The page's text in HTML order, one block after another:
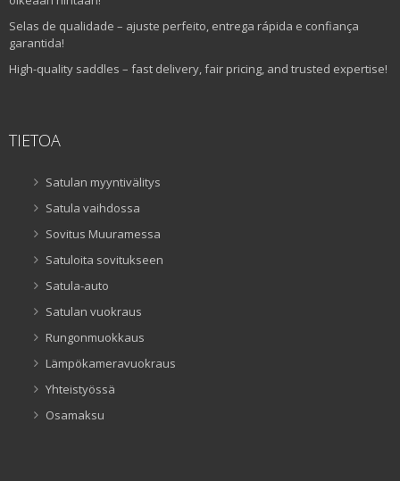
Selas de qualidade – ajuste perfeito, entrega rápida e confiança
garantida!
High-quality saddles – fast delivery, fair pricing, and trusted expertise!
TIETOA
Satulan myyntivälitys
Satula vaihdossa
Sovitus Muuramessa
Satuloita sovitukseen
Satula-auto
Satulan vuokraus
Rungonmuokkaus
Lämpökameravuokraus
Yhteistyössä
Osamaksu